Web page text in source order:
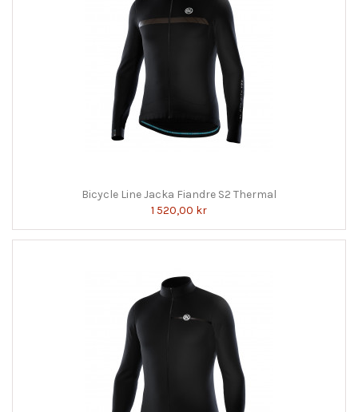
Bicycle Line Jacka Fiandre S2 Thermal
1 520,00 kr